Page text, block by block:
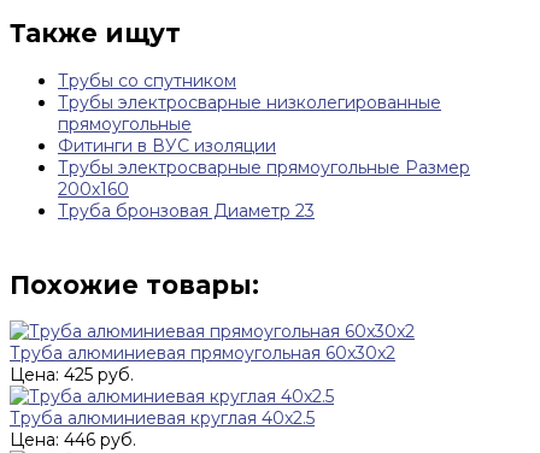
Также ищут
Трубы со спутником
Трубы электросварные низколегированные
прямоугольные
Фитинги в ВУС изоляции
Трубы электросварные прямоугольные Размер
200х160
Труба бронзовая Диаметр 23
Похожие товары:
Труба алюминиевая прямоугольная 60x30x2
Цена: 425 руб.
Труба алюминиевая круглая 40x2.5
Цена: 446 руб.